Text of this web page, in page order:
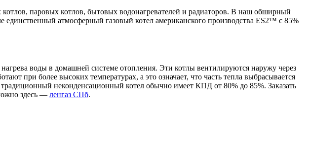
паровых котлов, бытовых водонагревателей и радиаторов. В наш обширный
атмосферный газовый котел американского производства ES2™ с 85%
воды в домашней системе отопления. Эти котлы вентилируются наружу через
при более высоких температурах, а это означает, что часть тепла выбрасывается
неконденсационный котел обычно имеет КПД от 80% до 85%. Заказать
здесь — ленгаз СПб.